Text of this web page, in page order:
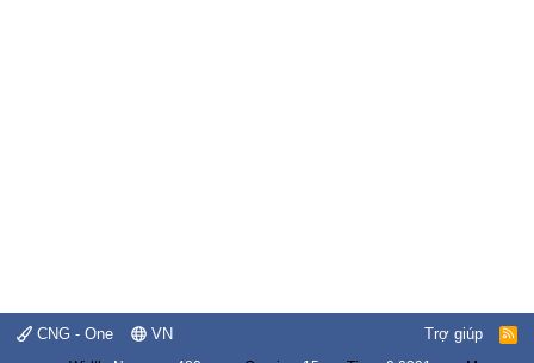
CNG - One VN Trợ giúp
R